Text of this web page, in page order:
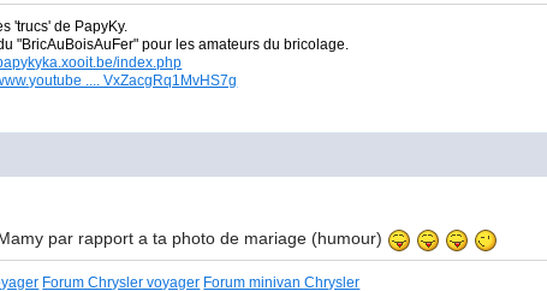
'trucs' de PapyKy.
"BricAuBoisAuFer" pour les amateurs du bricolage.
index.php
.... VxZacgRq1MvHS7g
par rapport a ta photo de mariage (humour)
Forum Chrysler voyager Forum minivan Chrysler